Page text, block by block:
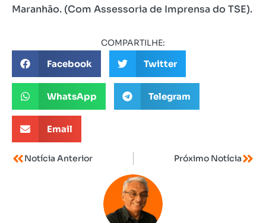
Maranhão. (Com Assessoria de Imprensa do TSE).
COMPARTILHE:
Facebook Twitter
WhatsApp Telegram
Email
Notícia Anterior Próximo Notícia